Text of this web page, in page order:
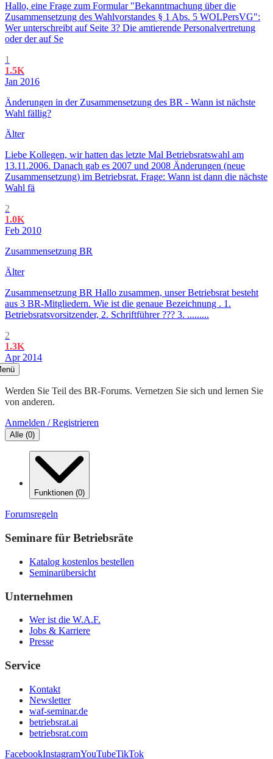
Hallo, eine Frage zum Formular "Bekanntmachung über die
Zusammensetzung des Wahlvorstandes § 1 Abs. 5 WOLPersVG":
Wer unterschreibt auf Seite 3? Die amtierende Personalvertretung
oder der auf Se
1
1.5K
Jan 2016
Änderungen in der Zusammensetzung des BR - Wann ist nächste
Wahl fällig?
Älter
Liebe Kollegen, wir hatten das letzte Mal Betriebsratswahl am
13.11.2006. Danach gab es 2007 und 2008 Änderungen (neue
Zusammensetzung) im Betriebsrat. Frage: Wann ist dann die nächste
Wahl fä
2
1.0K
Feb 2010
Zusammensetzung BR
Älter
Zusammensetzung BR Hallo zusammen, unser Betriebsrat besteht
aus 3 BR-Mitgliedern. Wie ist die genaue Bezeichnung . 1.
Betriebsratsvorsitzender, 2. Schriftführer ??? 3. .........
2
1.3K
Apr 2014
Werden Sie Teil des BR-Forums. Vernetzen Sie sich und lernen Sie
von anderen.
Anmelden / Registrieren
Alle (0)
Funktionen (0)
Forumsregeln
Seminare für Betriebsräte
Katalog kostenlos bestellen
Seminarübersicht
Unternehmen
Wer ist die W.A.F.
Jobs & Karriere
Presse
Service
Kontakt
Newsletter
waf-seminar.de
betriebsrat.ai
betriebsrat.com
FacebookInstagramYouTubeTikTok